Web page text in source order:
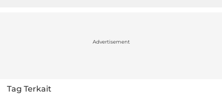
Advertisement
Tag Terkait